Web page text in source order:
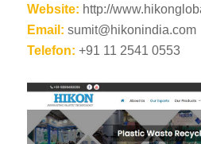
Website: http://
Email: sumit@hikonindia.com
Telefon: +91 11 2541 0553
ES
JA
KO
PT
CS
DA